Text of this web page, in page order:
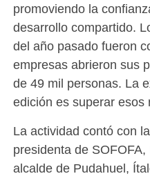
promoviendo la
desarrollo compartido.
del año pasado fueron
empresas abrieron sus
de 49 mil personas. La
edición es superar esos
La actividad contó con
presidenta de
alcalde de Pudahuel,